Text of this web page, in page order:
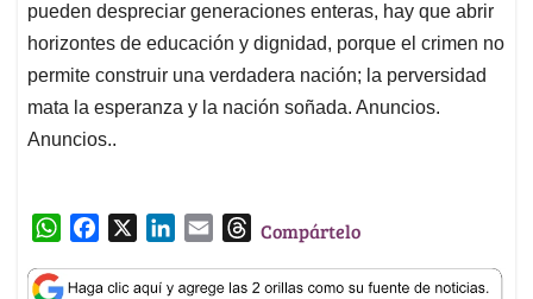
pueden despreciar generaciones enteras, hay que abrir
horizontes de educación y dignidad, porque el crimen no
permite construir una verdadera nación; la perversidad
mata la esperanza y la nación soñada. Anuncios.
Anuncios..
W
a
c
n
a
T
r
Compártelo